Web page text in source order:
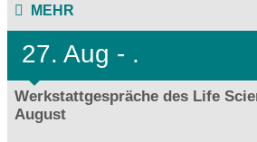
MEHR
27. Aug - .
Werkstattgespräche des Life
August